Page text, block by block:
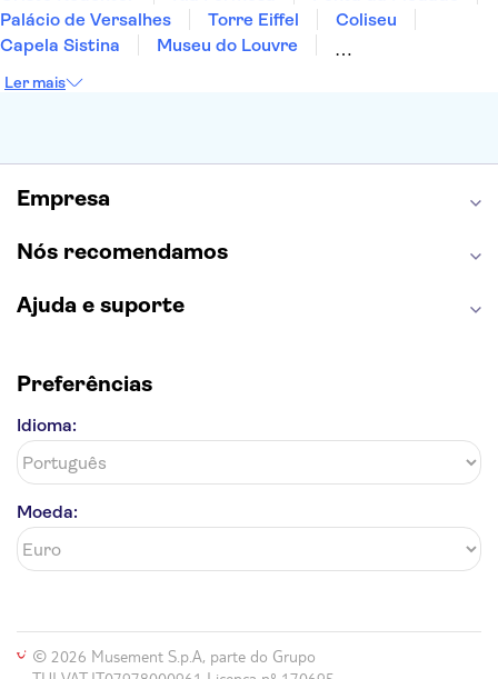
Palácio de Versalhes
Torre Eiffel
Coliseu
Capela Sistina
Museu do Louvre
Torre de Belém
Ler mais
Empresa
Nós recomendamos
Ajuda e suporte
Preferências
Idioma:
Moeda:
© 2026 Musement S.p.A, parte do Grupo